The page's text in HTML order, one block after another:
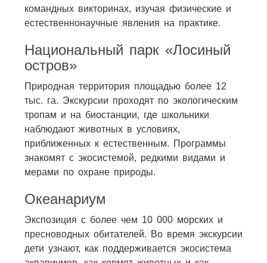
командных викторинах, изучая физические и
естественнонаучные явления на практике.
Национальный парк «Лосиный
остров»
Природная территория площадью более 12
тыс. га. Экскурсии проходят по экологическим
тропам и на биостанции, где школьники
наблюдают животных в условиях,
приближенных к естественным. Программы
знакомят с экосистемой, редкими видами и
мерами по охране природы.
Океанариум
Экспозиция с более чем 10 000 морских и
пресноводных обитателей. Во время экскурсии
дети узнают, как поддерживается экосистема